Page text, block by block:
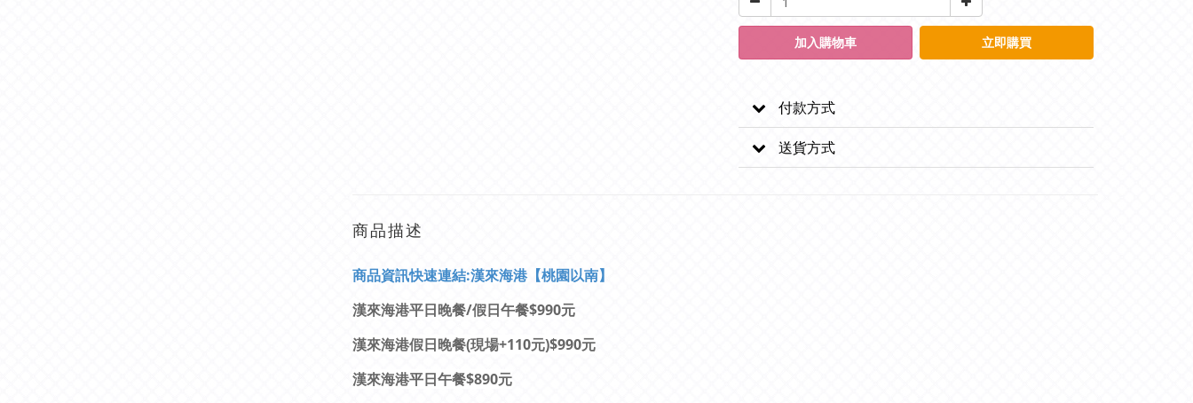
加入購物車 立即購買
付款方式
送貨方式
商品描述
商品資訊快速連結:漢來海港【桃園以南】
漢來海港平日晚餐/假日午餐$990元
漢來海港假日晚餐(現場+110元)$990元
漢來海港平日午餐$890元